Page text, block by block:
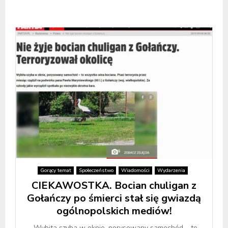
Gorący temat Społeczeństwo Wiadomości Wydarzenia
CIEKAWOSTKA. Bocian chuligan z
Gołańczy po śmierci stał się gwiazdą
ogólnopolskich mediów!